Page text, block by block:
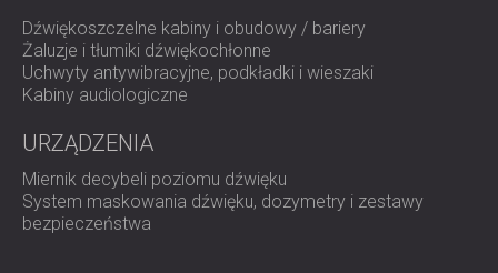
Dźwiękoszczelne kabiny i obudowy / bariery
Żaluzje i tłumiki dźwiękochłonne
Uchwyty antywibracyjne, podkładki i wieszaki
Kabiny audiologiczne
URZĄDZENIA
Miernik decybeli poziomu dźwięku
System maskowania dźwięku, dozymetry i zestawy
bezpieczeństwa